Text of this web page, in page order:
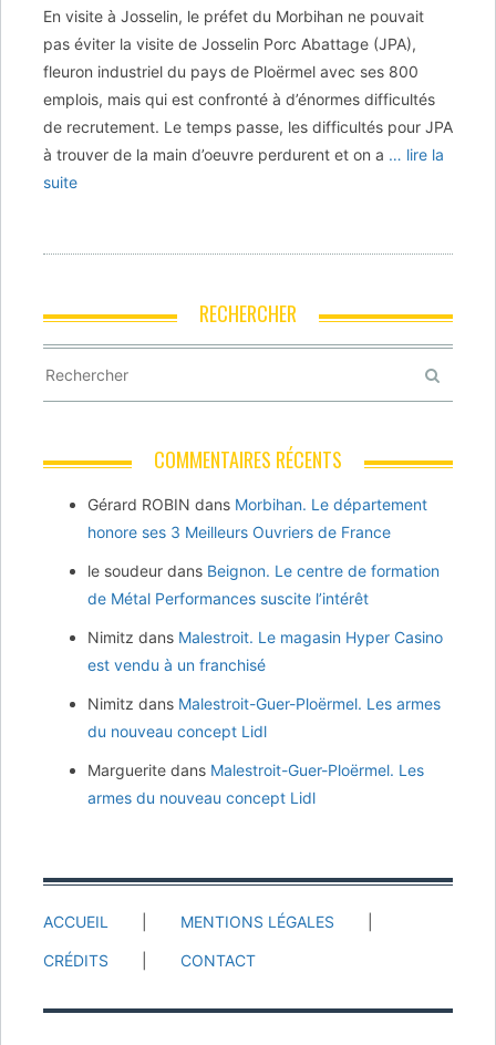
En visite à Josselin, le préfet du Morbihan ne pouvait
pas éviter la visite de Josselin Porc Abattage (JPA),
fleuron industriel du pays de Ploërmel avec ses 800
emplois, mais qui est confronté à d’énormes difficultés
de recrutement. Le temps passe, les difficultés pour JPA
à trouver de la main d’oeuvre perdurent et on a … lire la
suite
RECHERCHER
COMMENTAIRES RÉCENTS
Gérard ROBIN dans Morbihan. Le département
honore ses 3 Meilleurs Ouvriers de France
le soudeur dans Beignon. Le centre de formation
de Métal Performances suscite l’intérêt
Nimitz dans Malestroit. Le magasin Hyper Casino
est vendu à un franchisé
Nimitz dans Malestroit-Guer-Ploërmel. Les armes
du nouveau concept Lidl
Marguerite dans Malestroit-Guer-Ploërmel. Les
armes du nouveau concept Lidl
ACCUEIL MENTIONS LÉGALES
CRÉDITS CONTACT